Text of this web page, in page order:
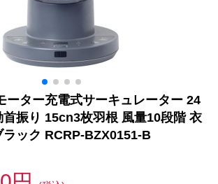
ーター充電式サーキュレーター 24
振り 15cn3枚羽根 風量10段階 衣
ック RCRP-BZX0151-B